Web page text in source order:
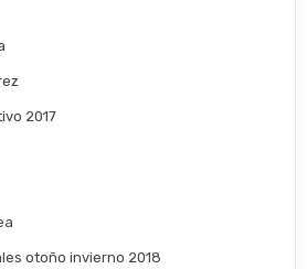
2017
otoño invierno 2018